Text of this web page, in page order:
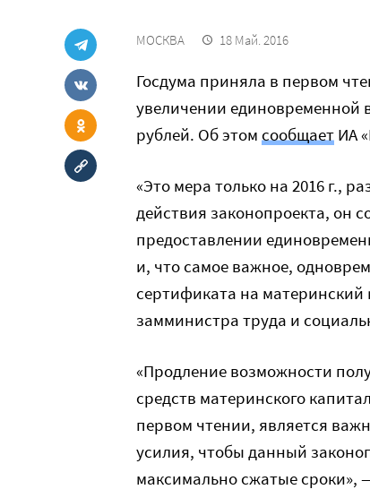
МОСКВА 18 Май. 2016
Госдума приняла в первом
увеличении единовременной
рублей. Об этом сообщает ИА
«Это мера только на 2016 г.,
действия законопроекта, он
предоставлении
и, что самое важное,
сертификата на
замминистра труда и
«Продление возможности
средств материнского
первом чтении, является
усилия, чтобы данный
максимально сжатые сроки»,